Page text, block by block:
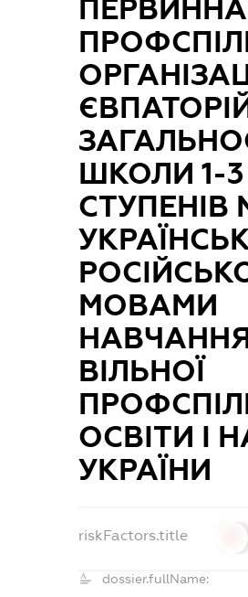
ПЕРВИННА
ШКОЛИ 1-3
СТУПЕНІВ
МОВАМИ
ВІЛЬНОЇ
ОСВІТИ І
УКРАЇНИ
riskFactors.title
dossier.fullName: